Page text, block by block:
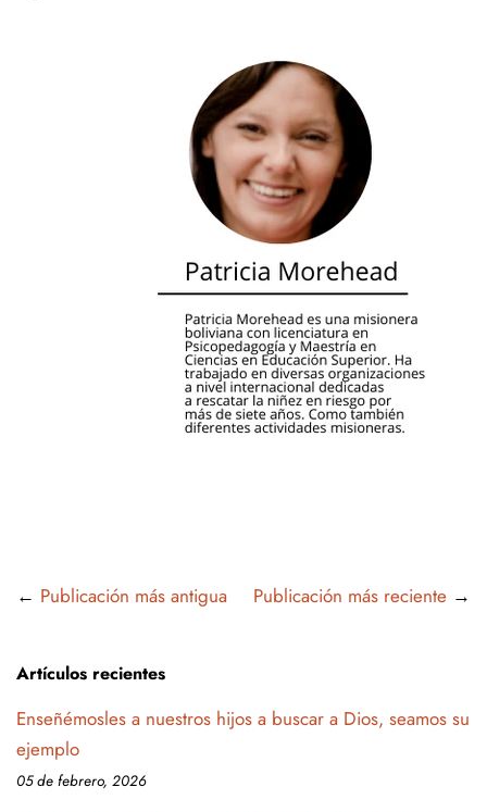
← Publicación más antigua Publicación más reciente →
Artículos recientes
Enseñémosles a nuestros hijos a buscar a Dios, seamos su
ejemplo
05 de febrero, 2026